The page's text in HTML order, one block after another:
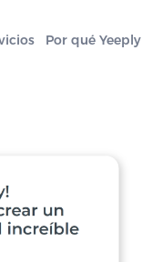
Por qué Yeeply